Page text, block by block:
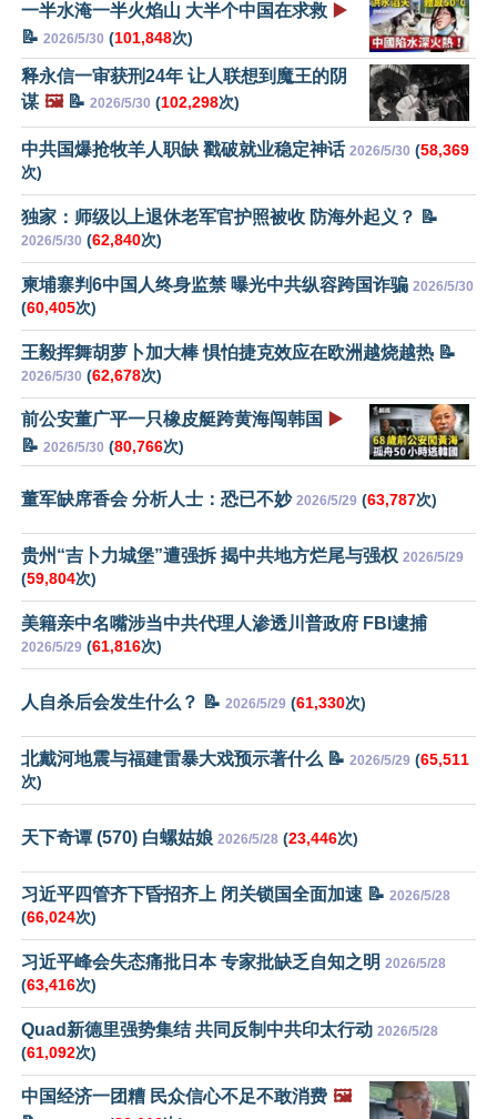
一半水淹一半火焰山 大半个中国在求救 ▶️
📝 2026/5/30 (101,848次)
释永信一审获刑24年 让人联想到魔王的阴
谋 🖼️📝 2026/5/30 (102,298次)
中共国爆抢牧羊人职缺 戳破就业稳定神话 2026/5/30 (58,369
次)
独家：师级以上退休老军官护照被收 防海外起义？ 📝
2026/5/30 (62,840次)
柬埔寨判6中国人终身监禁 曝光中共纵容跨国诈骗 2026/5/30
(60,405次)
王毅挥舞胡萝卜加大棒 惧怕捷克效应在欧洲越烧越热 📝
2026/5/30 (62,678次)
前公安董广平一只橡皮艇跨黄海闯韩国 ▶️
📝 2026/5/30 (80,766次)
董军缺席香会 分析人士：恐已不妙 2026/5/29 (63,787次)
贵州“吉卜力城堡”遭强拆 揭中共地方烂尾与强权 2026/5/29
(59,804次)
美籍亲中名嘴涉当中共代理人渗透川普政府 FBI逮捕
2026/5/29 (61,816次)
人自杀后会发生什么？ 📝 2026/5/29 (61,330次)
北戴河地震与福建雷暴大戏预示著什么 📝 2026/5/29 (65,511
次)
天下奇谭 (570) 白螺姑娘 2026/5/28 (23,446次)
习近平四管齐下昏招齐上 闭关锁国全面加速 📝 2026/5/28
(66,024次)
习近平峰会失态痛批日本 专家批缺乏自知之明 2026/5/28
(63,416次)
Quad新德里强势集结 共同反制中共印太行动 2026/5/28
(61,092次)
中国经济一团糟 民众信心不足不敢消费 🖼️